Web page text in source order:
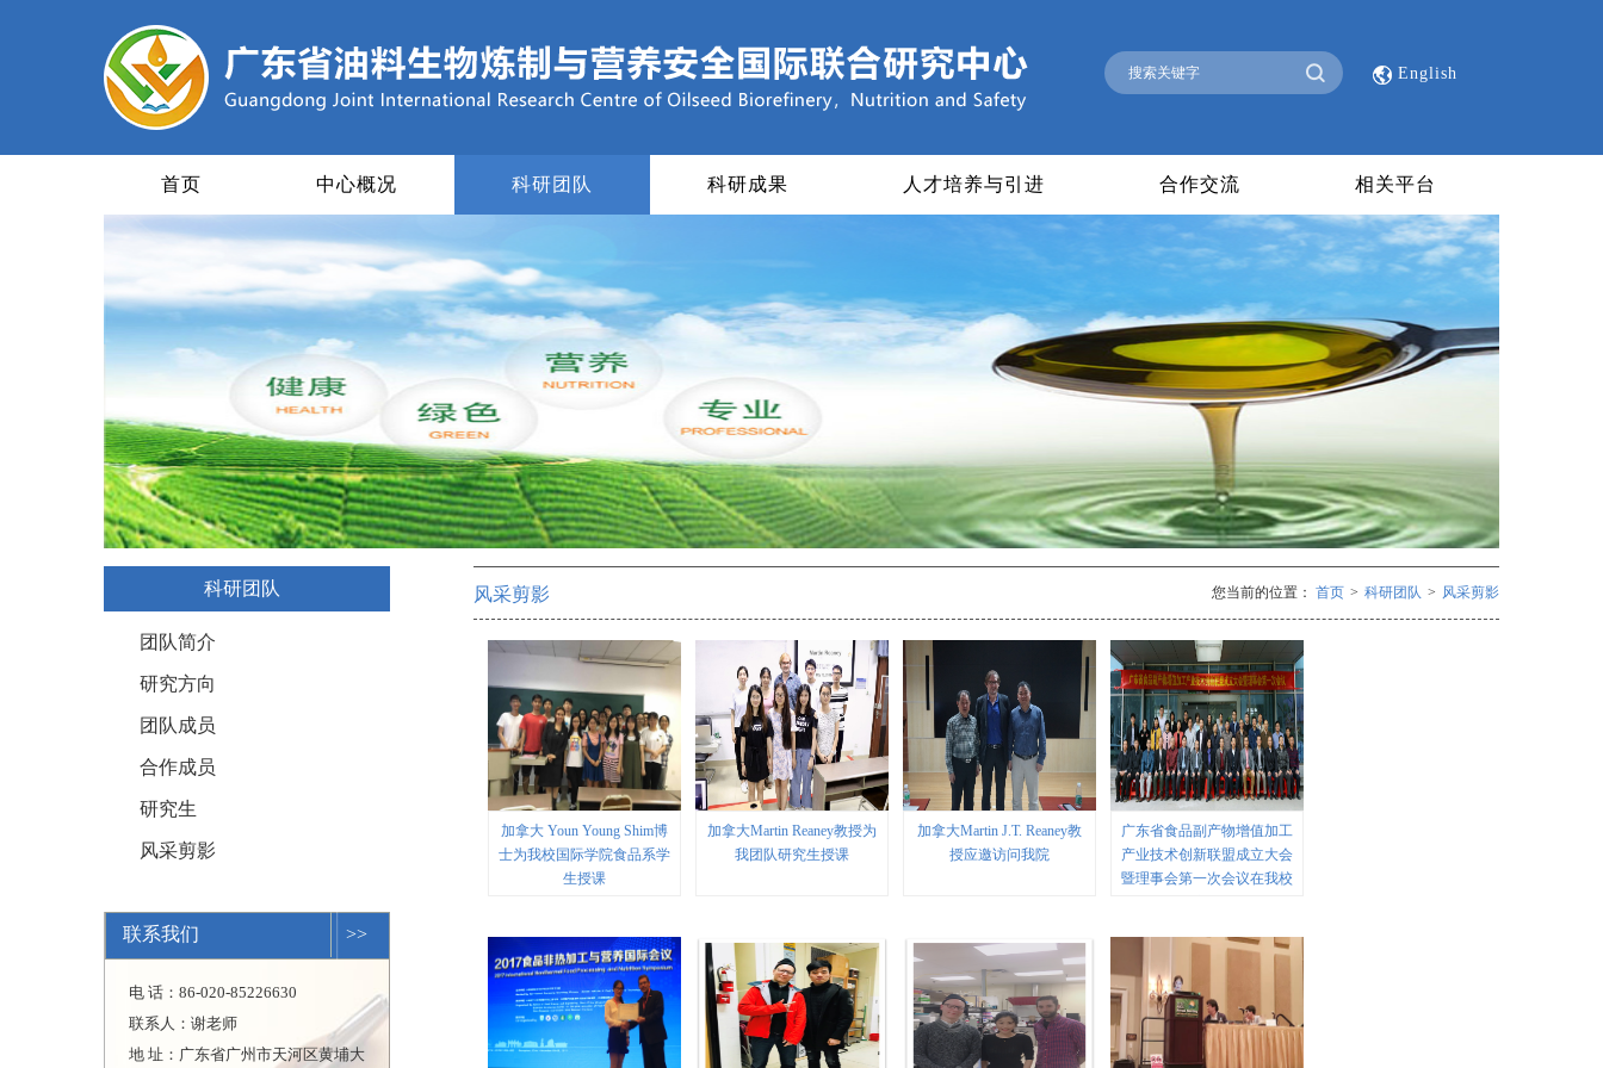
English
首页 中心概况 科研团队 科研成果 人才培养与引进 合作交流 相关平台
科研团队
团队简介
研究方向
团队成员
合作成员
研究生
风采剪影
联系我们 >>
电 话：86-020-85226630
联系人：谢老师
地 址：广东省广州市天河区黄埔大
风采剪影 您当前的位置： 首页 > 科研团队 > 风采剪影
加拿大 Youn Young Shim博
士为我校国际学院食品系学
生授课
加拿大Martin Reaney教授为
我团队研究生授课
加拿大Martin J.T. Reaney教
授应邀访问我院
广东省食品副产物增值加工
产业技术创新联盟成立大会
暨理事会第一次会议在我校